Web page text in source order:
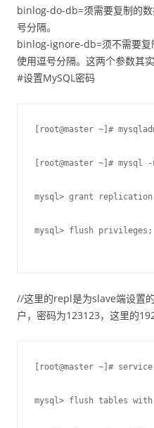
binlog-do-db=须需要复制的
号分隔。
binlog-ignore-db=须不需要复
使用逗号分隔。这两个参数其
#设置MySQL密码
[root@master ~]#
[root@master ~]# mysql
mysql> grant
mysql> flush privileges;
//这里的repl是为slave端设置
户，密码为123123，这里的
[root@master ~]#
mysql> flush tables with